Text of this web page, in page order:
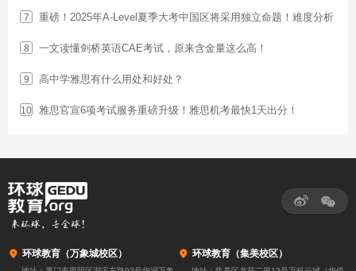
7 重磅！2025年A-Level夏季大考中国区将采用独立命题！难度分析
8 一文读懂剑桥英语CAE考试，原来含金量这么高！
9 高中学雅思有什么用处和好处？
10 雅思官宣6项考试服务重磅升级！雅思机考最快1天出分！
 环球教育（万象城校区）  环球教育（集美校区）
 